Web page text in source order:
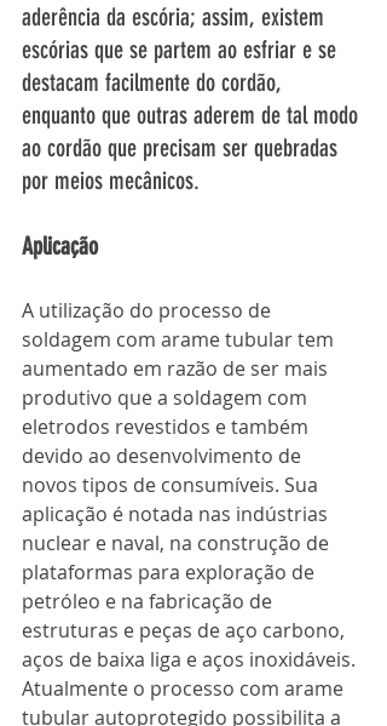
aderência da escória; assim, existem
escórias que se partem ao esfriar e se
destacam facilmente do cordão,
enquanto que outras aderem de tal modo
ao cordão que precisam ser quebradas
por meios mecânicos.
Aplicação
A utilização do processo de
soldagem com arame tubular tem
aumentado em razão de ser mais
produtivo que a soldagem com
eletrodos revestidos e também
devido ao desenvolvimento de
novos tipos de consumíveis. Sua
aplicação é notada nas indústrias
nuclear e naval, na construção de
plataformas para exploração de
petróleo e na fabricação de
estruturas e peças de aço carbono,
aços de baixa liga e aços inoxidáveis.
Atualmente o processo com arame
tubular autoprotegido possibilita a